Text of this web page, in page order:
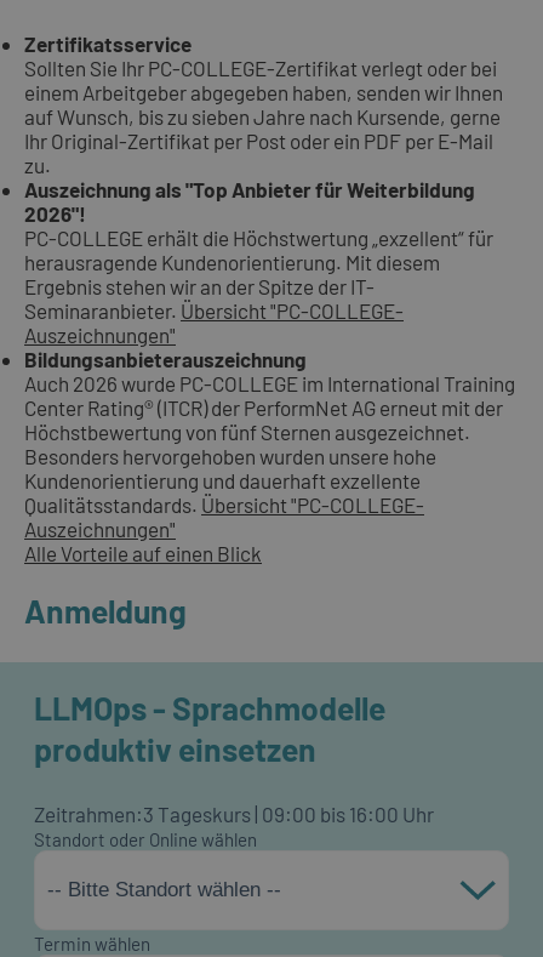
Zertifikatsservice
Sollten Sie Ihr PC-COLLEGE-Zertifikat verlegt oder bei
einem Arbeitgeber abgegeben haben, senden wir Ihnen
auf Wunsch, bis zu sieben Jahre nach Kursende, gerne
Ihr Original-Zertifikat per Post oder ein PDF per E-Mail
zu.
Auszeichnung als "Top Anbieter für Weiterbildung
2026"!
PC-COLLEGE erhält die Höchstwertung „exzellent“ für
herausragende Kundenorientierung. Mit diesem
Ergebnis stehen wir an der Spitze der IT-
Seminaranbieter. Übersicht "PC-COLLEGE-
Auszeichnungen"
Bildungsanbieterauszeichnung
Auch 2026 wurde PC-COLLEGE im International Training
Center Rating® (ITCR) der PerformNet AG erneut mit der
Höchstbewertung von fünf Sternen ausgezeichnet.
Besonders hervorgehoben wurden unsere hohe
Kundenorientierung und dauerhaft exzellente
Qualitätsstandards. Übersicht "PC-COLLEGE-
Auszeichnungen"
Alle Vorteile auf einen Blick
Anmeldung
LLMOps - Sprachmodelle
produktiv einsetzen
Zeitrahmen:3 Tageskurs | 09:00 bis 16:00 Uhr
Standort oder Online wählen
-- Bitte Standort wählen --
Termin wählen